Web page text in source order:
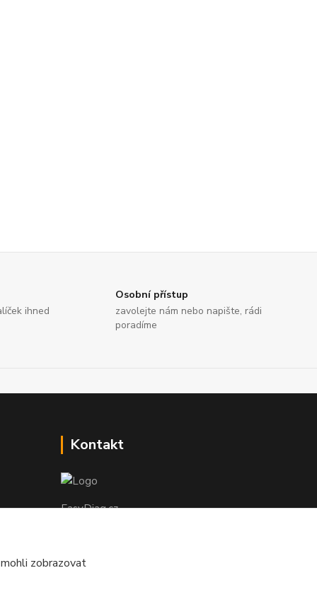
ihned
Osobní přístup
zavolejte nám nebo napište, rádi
poradíme
Kontakt
EasyDiag.cz
zobrazovat